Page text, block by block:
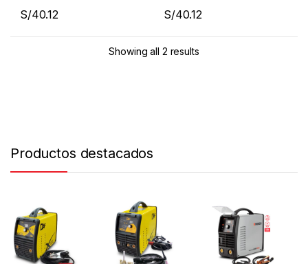
S/40.12 S/40.12
Showing all 2 results
Productos destacados